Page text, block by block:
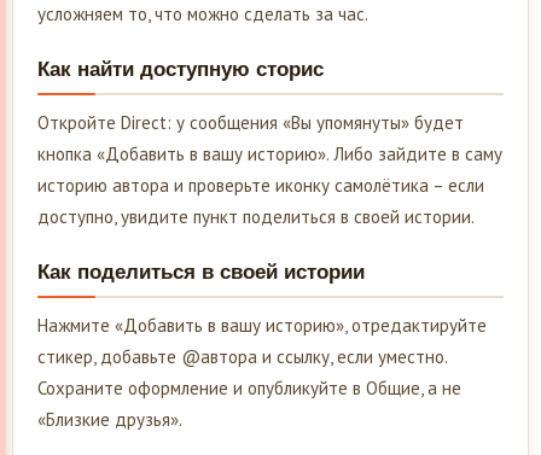
усложняем то, что можно сделать за час.
Как найти доступную сторис
Откройте Direct: у сообщения «Вы упомянуты» будет
кнопка «Добавить в вашу историю». Либо зайдите в саму
историю автора и проверьте иконку самолётика – если
доступно, увидите пункт поделиться в своей истории.
Как поделиться в своей истории
Нажмите «Добавить в вашу историю», отредактируйте
стикер, добавьте @автора и ссылку, если уместно.
Сохраните оформление и опубликуйте в Общие, а не
«Близкие друзья».